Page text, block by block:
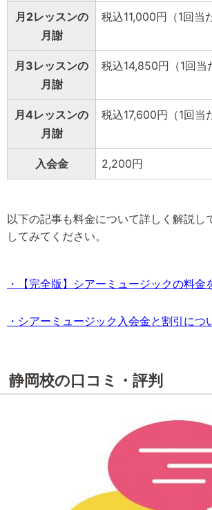
月2レッスンの
月謝
税込11,000円（1回当
月3レッスンの
月謝
税込14,850円（1回当
月4レッスンの
月謝
税込17,600円（1回当
入会金 2,200円
以下の記事も料金について詳しく解説し
してみてください。
・【完全版】シアーミュージックの料
・シアーミュージック入会金と割引に
静岡校の口コミ・評判